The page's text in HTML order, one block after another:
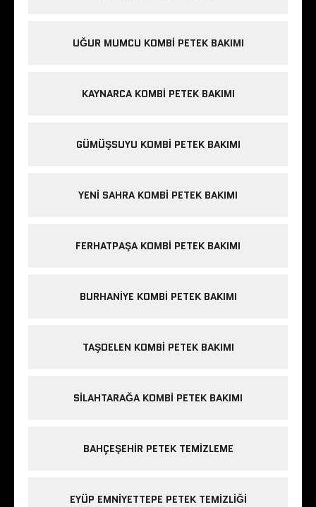
UĞUR MUMCU KOMBI PETEK BAKIMI
KAYNARCA KOMBI PETEK BAKIMI
GÜMÜŞSUYU KOMBI PETEK BAKIMI
YENI SAHRA KOMBI PETEK BAKIMI
FERHATPAŞA KOMBI PETEK BAKIMI
BURHANIYE KOMBI PETEK BAKIMI
TAŞDELEN KOMBI PETEK BAKIMI
SILAHTARAĞA KOMBI PETEK BAKIMI
BAHÇEŞEHIR PETEK TEMIZLEME
EYÜP EMNIYETTEPE PETEK TEMIZLIĞI